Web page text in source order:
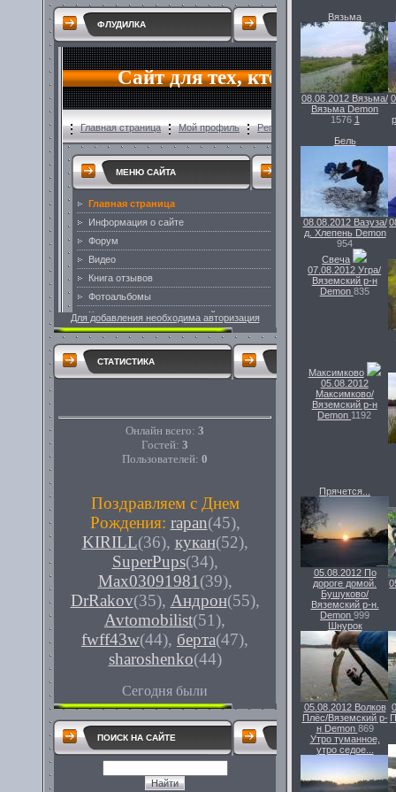
ФЛУДИЛКА
Для добавления необходима авторизация
СТАТИСТИКА
Онлайн всего: 3
Гостей: 3
Пользователей: 0
Поздравляем с Днем
Рождения: rapan(45),
KIRILL(36), кукан(52),
SuperPups(34),
Max03091981 (39),
DrRakov(35), Андрон(55),
Avtomobilist(51),
fwff43w(44), берта(47),
sharoshenko(44)
Сегодня были
ПОИСК НА САЙТЕ
Вязьма
08.08.2012 Вязьма/
Вязьма Demon
1576 1
Бель
08.08.2012 Вазуза/
д. Хлепень Demon
954
Свеча
07.08.2012 Угра/
Вяземский р-н
Demon 835
Максимково
05.08.2012
Максимково/
Вяземский р-н
Demon 1192
Прячется...
05.08.2012 По
дороге домой.
Бушуково/
Вяземский р-н.
Demon 999
Шнурок
05.08.2012 Волков
Плёс/Вяземский р-
н Demon 869
Утро туманное,
утро седое...